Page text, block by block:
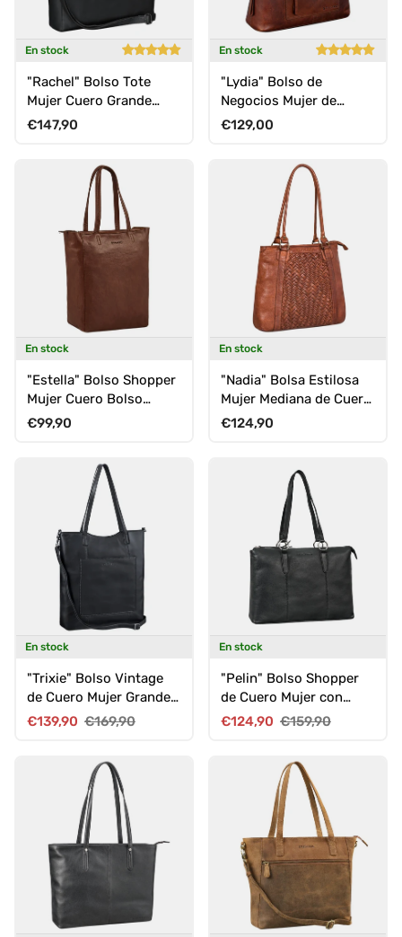
En stock
"Rachel" Bolso Tote
Mujer Cuero Grande
Bandolera Elegante
Precio normal
€147,90
En stock
"Lydia" Bolso de
Negocios Mujer de
Cuero Acta Elegante
Precio normal
€129,00
En stock
"Estella" Bolso Shopper
Mujer Cuero Bolso
Grande de Hombro 16"
Precio normal
€99,90
En stock
"Nadia" Bolsa Estilosa
Mujer Mediana de Cuero
Bolso Trenzado Boho
Precio normal
€124,90
En stock
"Trixie" Bolso Vintage
de Cuero Mujer Grande
Tipo Bandolera Shopper
Precio de venta
€139,90 Precio normal
€169,90
En stock
"Pelin" Bolso Shopper
de Cuero Mujer con
Múltiples
Precio de venta
€124,90 Precio normal
€159,90